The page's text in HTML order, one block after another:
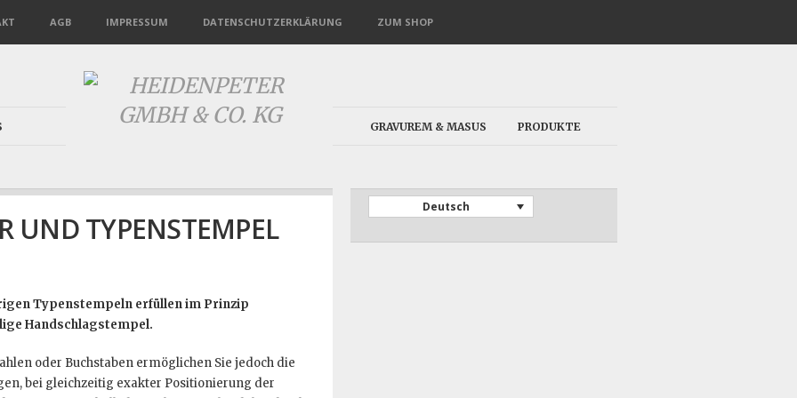
AGB IMPRESSUM DATENSCHUTZERKLÄRUNG ZUM SHOP
GRAVUREM & MASUS PRODUKTE
UND TYPENSTEMPEL
Typenstempeln erfüllen im Prinzip
Handschlagstempel.
oder Buchstaben ermöglichen Sie jedoch die
bei gleichzeitig exakter Positionierung der
Deutsch